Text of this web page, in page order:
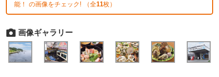
能！ の画像をチェック! （全11枚）
画像ギャラリー